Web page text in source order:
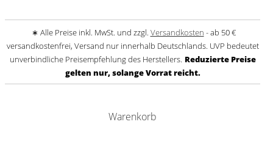
∗ Alle Preise inkl. MwSt. und zzgl. Versandkosten - ab 50 €
versandkostenfrei, Versand nur innerhalb Deutschlands. UVP bedeutet
unverbindliche Preisempfehlung des Herstellers. Reduzierte Preise
gelten nur, solange Vorrat reicht.
Warenkorb